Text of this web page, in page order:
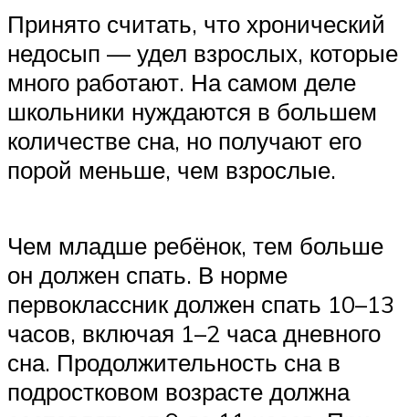
Принято считать, что хронический
недосып — удел взрослых, которые
много работают. На самом деле
школьники нуждаются в большем
количестве сна, но получают его
порой меньше, чем взрослые.
Чем младше ребёнок, тем больше
он должен спать. В норме
первоклассник должен спать 10–13
часов, включая 1–2 часа дневного
сна. Продолжительность сна в
подростковом возрасте должна